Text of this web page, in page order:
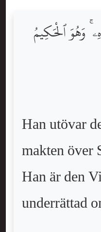
وَهُوَ ٱلْحَكِيمُ
Han utövar
makten över
Han är den
underrättad